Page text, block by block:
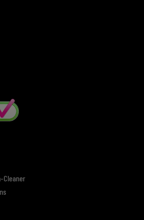
Cleaner